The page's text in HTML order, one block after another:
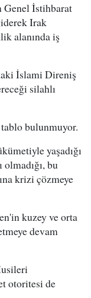
Genel İstihbarat
Irak
alanında iş
İslami Direniş
silahlı
bulunmuyor.
yaşadığı
olmadığı, bu
krizi çözmeye
kuzey ve orta
devam
otoritesi de